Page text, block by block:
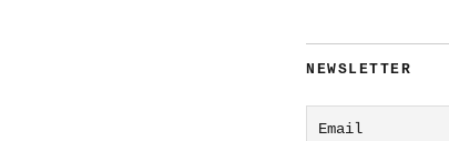
NEWSLETTER